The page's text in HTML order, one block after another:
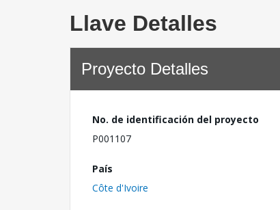
Llave Detalles
Proyecto Detalles
No. de identificación del proyecto
P001107
País
Côte d'Ivoire